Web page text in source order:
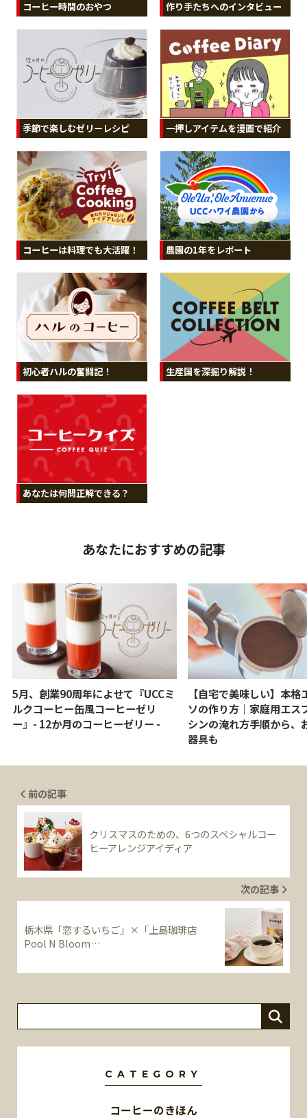
コーヒー時間のおやつ 作り手たちへのインタビュー
季節で楽しむゼリーレシピ 一押しアイテムを漫画で紹介
コーヒーは料理でも大活躍！ 農園の1年をレポート
初心者ハルの奮闘記！ 生産国を深掘り解説！
あなたは何問正解できる？
あなたにおすすめの記事
5月、創業90周年によせて『UCCミ
ルクコーヒー缶風コーヒーゼリ
ー』- 12か月のコーヒーゼリー -
【自宅で美味しい】本格
ソの作り方｜家庭用エス
シンの淹れ方手順から、
器具も
前の記事
クリスマスのための、6つのスペシャルコー
ヒーアレンジアイディア
次の記事
栃木県「恋するいちご」×「上島珈琲店
Pool N Bloom…
CATEGORY
コーヒーのきほん